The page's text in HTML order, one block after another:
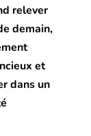
relever
demain,
et
dans un